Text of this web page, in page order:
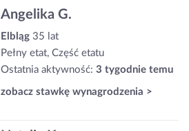
Angelika G.
Elbląg 35 lat
Pełny etat, Część etatu
Ostatnia aktywność: 3 tygodnie temu
zobacz stawkę wynagrodzenia >